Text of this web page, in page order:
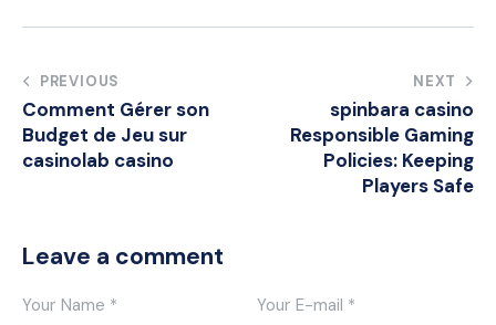
Post
navigation
PREVIOUS
Comment Gérer son
Budget de Jeu sur
casinolab casino
NEXT
spinbara casino
Responsible Gaming
Policies: Keeping
Players Safe
Leave a comment